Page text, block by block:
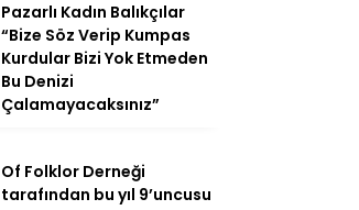
Pazarlı Kadın Balıkçılar
“Bize Söz Verip Kumpas
Kurdular Bizi Yok Etmeden
Bu Denizi
Çalamayacaksınız”
Of Folklor Derneği
tarafından bu yıl 9’uncusu